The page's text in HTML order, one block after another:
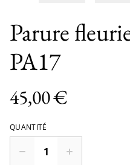
Parure
PA17
45,00 €
QUANTITÉ